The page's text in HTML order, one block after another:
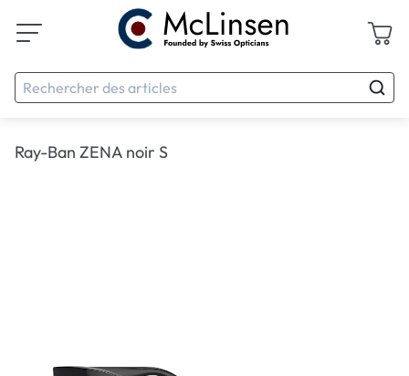
Ray-Ban ZENA noir S